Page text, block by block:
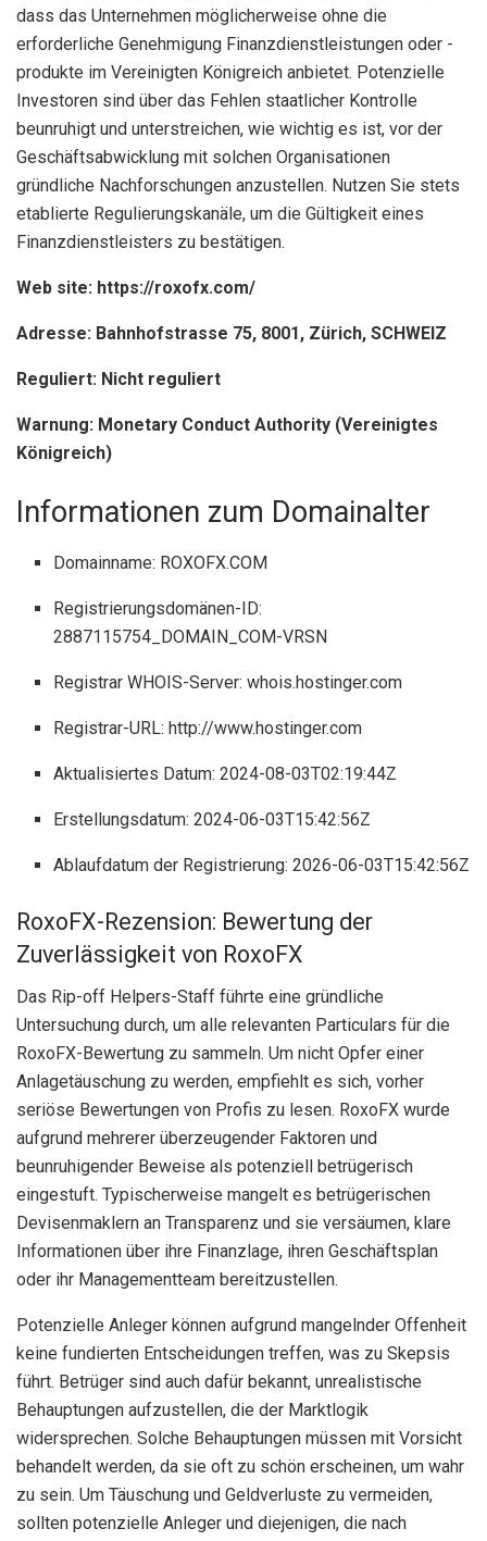
dass das Unternehmen möglicherweise ohne die
erforderliche Genehmigung Finanzdienstleistungen oder -
produkte im Vereinigten Königreich anbietet. Potenzielle
Investoren sind über das Fehlen staatlicher Kontrolle
beunruhigt und unterstreichen, wie wichtig es ist, vor der
Geschäftsabwicklung mit solchen Organisationen
gründliche Nachforschungen anzustellen. Nutzen Sie stets
etablierte Regulierungskanäle, um die Gültigkeit eines
Finanzdienstleisters zu bestätigen.
Web site: https://roxofx.com/
Adresse: Bahnhofstrasse 75, 8001, Zürich, SCHWEIZ
Reguliert: Nicht reguliert
Warnung: Monetary Conduct Authority (Vereinigtes
Königreich)
Informationen zum Domainalter
Domainname: ROXOFX.COM
Registrierungsdomänen-ID:
2887115754_DOMAIN_COM-VRSN
Registrar WHOIS-Server: whois.hostinger.com
Registrar-URL: http://www.hostinger.com
Aktualisiertes Datum: 2024-08-03T02:19:44Z
Erstellungsdatum: 2024-06-03T15:42:56Z
Ablaufdatum der Registrierung: 2026-06-03T15:42:56Z
RoxoFX-Rezension: Bewertung der
Zuverlässigkeit von RoxoFX
Das Rip-off Helpers-Staff führte eine gründliche
Untersuchung durch, um alle relevanten Particulars für die
RoxoFX-Bewertung zu sammeln. Um nicht Opfer einer
Anlagetäuschung zu werden, empfiehlt es sich, vorher
seriöse Bewertungen von Profis zu lesen. RoxoFX wurde
aufgrund mehrerer überzeugender Faktoren und
beunruhigender Beweise als potenziell betrügerisch
eingestuft. Typischerweise mangelt es betrügerischen
Devisenmaklern an Transparenz und sie versäumen, klare
Informationen über ihre Finanzlage, ihren Geschäftsplan
oder ihr Managementteam bereitzustellen.
Potenzielle Anleger können aufgrund mangelnder Offenheit
keine fundierten Entscheidungen treffen, was zu Skepsis
führt. Betrüger sind auch dafür bekannt, unrealistische
Behauptungen aufzustellen, die der Marktlogik
widersprechen. Solche Behauptungen müssen mit Vorsicht
behandelt werden, da sie oft zu schön erscheinen, um wahr
zu sein. Um Täuschung und Geldverluste zu vermeiden,
sollten potenzielle Anleger und diejenigen, die nach